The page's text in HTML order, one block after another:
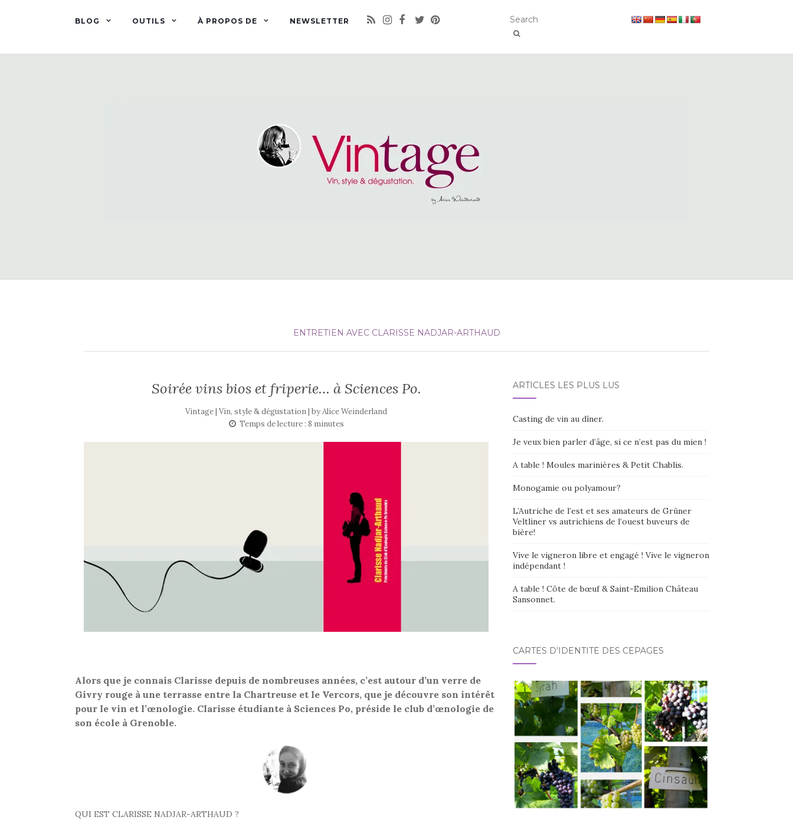
BLOG OUTILS À PROPOS DE NEWSLETTER
ENTRETIEN AVEC CLARISSE NADJAR-ARTHAUD
Soirée vins bios et friperie… à Sciences Po.
Vintage | Vin, style & dégustation | byAlice Weinderland
Temps de lecture : 8 minutes
Alors que je connais Clarisse depuis de nombreuses années, c’est autour d’un verre de
Givry rouge à une terrasse entre la Chartreuse et le Vercors, que je découvre son intérêt
pour le vin et l’œnologie. Clarisse étudiante à Sciences Po, préside le club d’œnologie de
son école à Grenoble.
QUI EST CLARISSE NADJAR-ARTHAUD ?
ARTICLES LES PLUS LUS
Casting de vin au dîner.
Je veux bien parler d’âge, si ce n’est pas du mien !
A table ! Moules marinières & Petit Chablis.
Monogamie ou polyamour?
L’Autriche de l’est et ses amateurs de Grüner
Veltliner vs autrichiens de l’ouest buveurs de
bière!
Vive le vigneron libre et engagé ! Vive le vigneron
indépendant !
A table ! Côte de bœuf & Saint-Emilion Château
Sansonnet.
CARTES D’IDENTITÉ DES CÉPAGES